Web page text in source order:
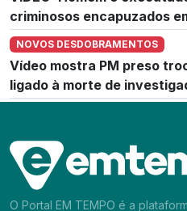
criminosos encapuzados
NOVOS DESDOBRAMENTOS
Vídeo mostra PM preso
ligado à morte de
O Portal EM TEMPO é a